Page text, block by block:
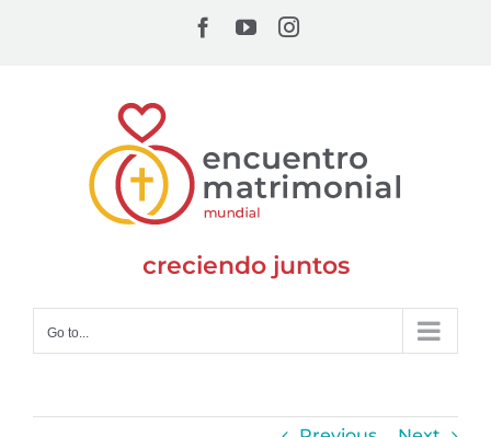
Facebook
YouTubeInstagram
creciendo juntos
Go to...